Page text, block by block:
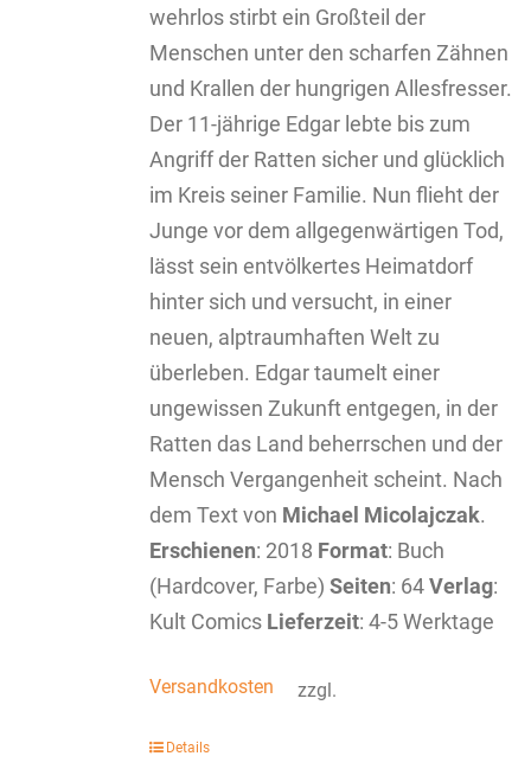
wehrlos stirbt ein Großteil der
Menschen unter den scharfen Zähnen
und Krallen der hungrigen Allesfresser.
Der 11-jährige Edgar lebte bis zum
Angriff der Ratten sicher und glücklich
im Kreis seiner Familie. Nun flieht der
Junge vor dem allgegenwärtigen Tod,
lässt sein entvölkertes Heimatdorf
hinter sich und versucht, in einer
neuen, alptraumhaften Welt zu
überleben. Edgar taumelt einer
ungewissen Zukunft entgegen, in der
Ratten das Land beherrschen und der
Mensch Vergangenheit scheint. Nach
dem Text von Michael Micolajczak.
Erschienen: 2018 Format: Buch
(Hardcover, Farbe) Seiten: 64Verlag:
Kult Comics Lieferzeit: 4-5 Werktage
zzgl.
Versandkosten
Details